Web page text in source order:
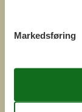
Markedsføring